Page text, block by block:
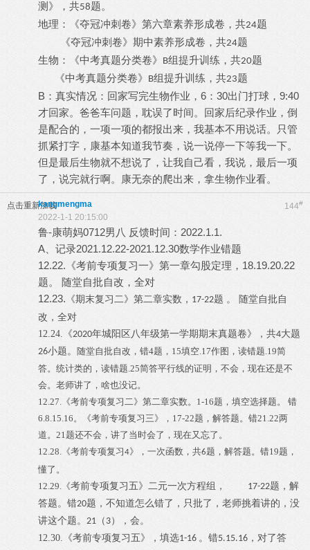
测》，共58题。
地理：《夺冠冲刺卷》第六章素养形成卷，共24题
《夺冠冲刺卷》期中素养形成卷，共24题
生物：《中考真题分类卷》 B组提升训练，共20题
《中考真题分类卷》 B组提升训练，共23题
B：真实情况：回家写完生物作业，6：30出门打球，9:40
才回家。爸爸车问题，耽误了时间。回家后纪录作业，倒
是配合的，一项一项的都报出来，我基本不用说话。只管
抓紧打字，康基本知道我节奏，说一说停一下等我一下。
但是最后生物就不想说了，让我自己看，我说，最后一项
了，说完就行啊。康无奈的爬出来，拿生物作业看。
点击重新加载 144#
kangmengma
2022-1-1 20:15:00
鲁-康萌妈0712男八 反馈时间：2022.1.1.
A、记录2021.12.22-2021.12.30数学作业错题
12.22.《考前专项复习一》第一章勾股定理，18.19.20.22
题。
随堂自批自改，全对
12.23. 《期末复习二》第二章实数， 17-22题 。 随堂自批自
改，全对
12.24.《2020年城阳区八年级第一学期期末真题卷》，共4大题
26小题。 随堂自批自改，错4题，15填空.17作图，读错题.19简
答。统计类的，读错题.25简答平行线的证明，不会，现在还是不
会。老师讲了，啥也没记。
12.27. 《考前专项复习二》 第二章实数。 1-16题，填空选择题。
错
6.8.15.16。 《考前专项复习三》， 17-22题，解答题。 错21.22两
道。 21题还不会，讲了当时会了，现在又忘了。
12.28. 《考前专项复习 4》 ，一次函数，共6题，解答题。错19题，
懂了。
12.29.《考前专项复习五》二元一次方程组， 17-22题，解
答题。错20题，不知道怎么错了，只批了，老师挑着讲的，没
讲这个题。 21 （ 3），会。
12.30. 《考前专项复习五》，填选1-16 。错5.15.16 ，对了答